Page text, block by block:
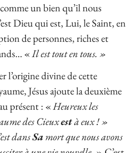
un bien qu’il nous
Dieu qui est, Lui, le Saint, en
de personnes, riches et
«Il est tout en tous. »
l’origine divine de cette
Jésus ajoute la deuxième
présent : «Heureux les
des Cieuxestà eux ! »
dansSamort que nous avons